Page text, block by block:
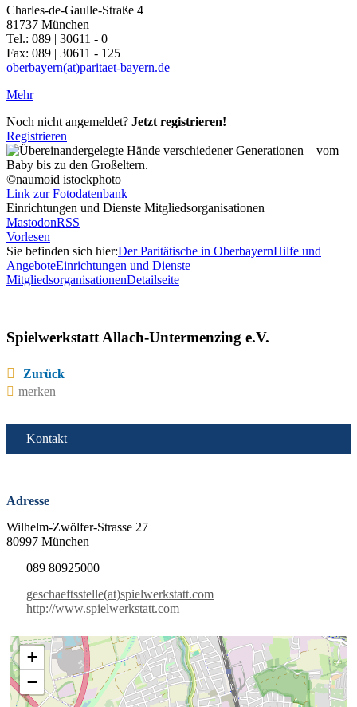
Charles-de-Gaulle-Straße 4
81737 München
Tel.: 089 | 30611 - 0
Fax: 089 | 30611 - 125
oberbayern(at)paritaet-bayern.de
Mehr
Noch nicht angemeldet? Jetzt registrieren!
Registrieren
©naumoid istockphoto
Link zur Fotodatenbank
Einrichtungen und Dienste Mitgliedsorganisationen
MastodonRSS
Vorlesen
Sie befinden sich hier:Der Paritätische in OberbayernHilfe und
AngeboteEinrichtungen und Dienste
MitgliedsorganisationenDetailseite
Spielwerkstatt Allach-Untermenzing e.V.
Zurück
merken
Kontakt
Adresse
Wilhelm-Zwölfer-Strasse 27
80997 München
089 80925000
geschaeftsstelle(at)spielwerkstatt.com
http://www.spielwerkstatt.com
+
−